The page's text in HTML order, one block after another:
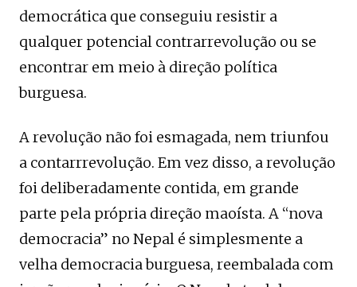
democrática que conseguiu resistir a
qualquer potencial contrarrevolução ou se
encontrar em meio à direção política
burguesa.
A revolução não foi esmagada, nem triunfou
a contarrrevolução. Em vez disso, a revolução
foi deliberadamente contida, em grande
parte pela própria direção maoísta. A “nova
democracia” no Nepal é simplesmente a
velha democracia burguesa, reembalada com